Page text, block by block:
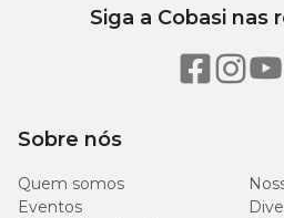
Sobre nós
Quem somos
Eventos
Siga a Cobasi nas